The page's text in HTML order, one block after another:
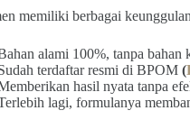
memiliki berbagai
alami 100%, tanpa bahan
terdaftar resmi di BPOM (
hasil nyata tanpa
lagi, formulanya